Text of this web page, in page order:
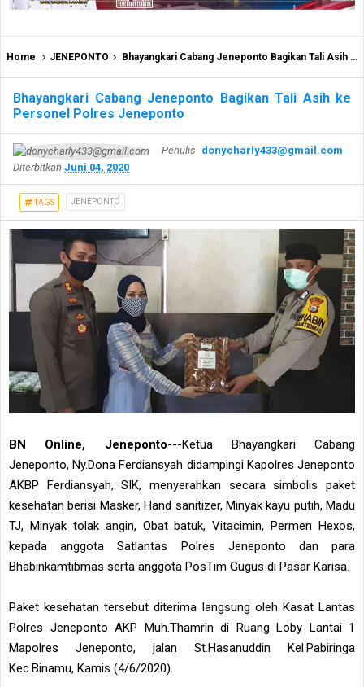
Home JENEPONTO Bhayangkari Cabang Jeneponto Bagikan Tali Asih ke Personel Polres Jeneponto
Bhayangkari Cabang Jeneponto Bagikan Tali Asih ke
Personel Polres Jeneponto
Penulis donycharly433@gmail.com
Diterbitkan Juni 04, 2020
TAGS JENEPONTO
BN Online, Jeneponto---Ketua Bhayangkari Cabang
Jeneponto, Ny.Dona Ferdiansyah didampingi Kapolres Jeneponto
AKBP Ferdiansyah, SIK, menyerahkan secara simbolis paket
kesehatan berisi Masker, Hand sanitizer, Minyak kayu putih, Madu
TJ, Minyak tolak angin, Obat batuk, Vitacimin, Permen Hexos,
kepada anggota Satlantas Polres Jeneponto dan para
Bhabinkamtibmas serta anggota PosTim Gugus di Pasar Karisa.
Paket kesehatan tersebut diterima langsung oleh Kasat Lantas
Polres Jeneponto AKP Muh.Thamrin di Ruang Loby Lantai 1
Mapolres Jeneponto, jalan St.Hasanuddin Kel.Pabiringa
Kec.Binamu, Kamis (4/6/2020).